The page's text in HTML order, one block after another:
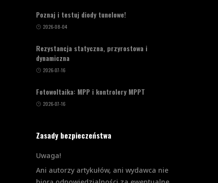
Poznaj i testuj diody tunelowe!
2026-08-04
Rezystancja statyczna, przyrostowa i
dynamiczna
2026-07-16
Fotowoltaika: MPP i kontrolery MPPT
2026-07-16
Zasady bezpieczeństwa
Uwaga!
Ani autorzy artykułów, ani wydawca nie